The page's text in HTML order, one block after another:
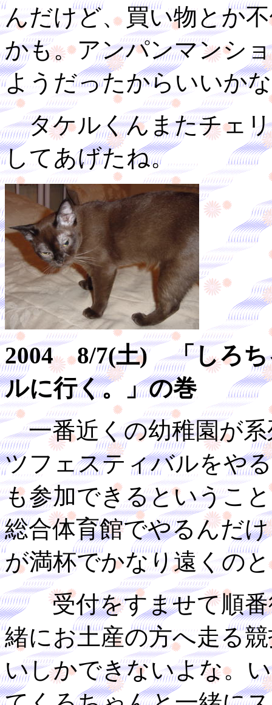
んだけど、買い物とか
かも。アンパンマンシ
ようだったからいいか
タケルくんまたチェリ
してあげたね。
2004 8/7(土) 「しろち
ルに行く。」の巻
一番近くの幼稚園が系
ツフェスティバルをや
も参加できるというこ
総合体育館でやるんだ
が満杯でかなり遠くの
受付をすませて順番
緒にお土産の方へ走る
いしかできないよな。